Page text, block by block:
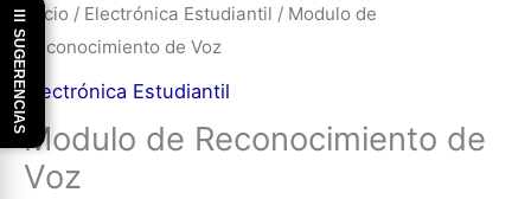
Inicio / Electrónica Estudiantil / Modulo de
Reconocimiento de Voz
Electrónica Estudiantil
Modulo de Reconocimiento de
Voz
☰ SUGERENCIAS